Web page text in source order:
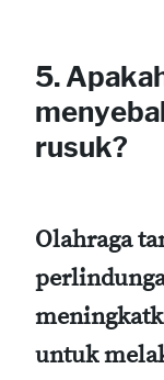
5.
rusuk?
Olahraga
untuk